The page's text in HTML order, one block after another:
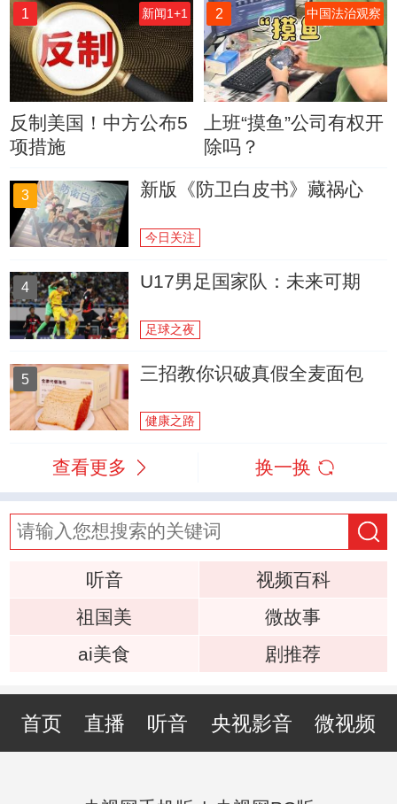
1 新闻1+1
反制美国！中方公布5
项措施
2 中国法治观察
上班“摸鱼”公司有权开
除吗？
3 新版《防卫白皮书》藏祸心
今日关注
4 U17男足国家队：未来可期
足球之夜
5 三招教你识破真假全麦面包
健康之路
查看更多 换一换
听音
视频百科
祖国美
微故事
ai美食
剧推荐
首页 直播 听音 央视影音 微视频